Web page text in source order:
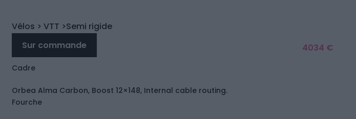
Vélos > VTT >Semi rigide
Sur commande
4034 €
Cadre
Orbea Alma Carbon, Boost 12×148, Internal cable routing.
Fourche